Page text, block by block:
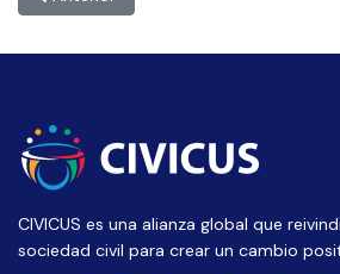
CIVICUS es una alianza global que
sociedad civil para crear un cambio